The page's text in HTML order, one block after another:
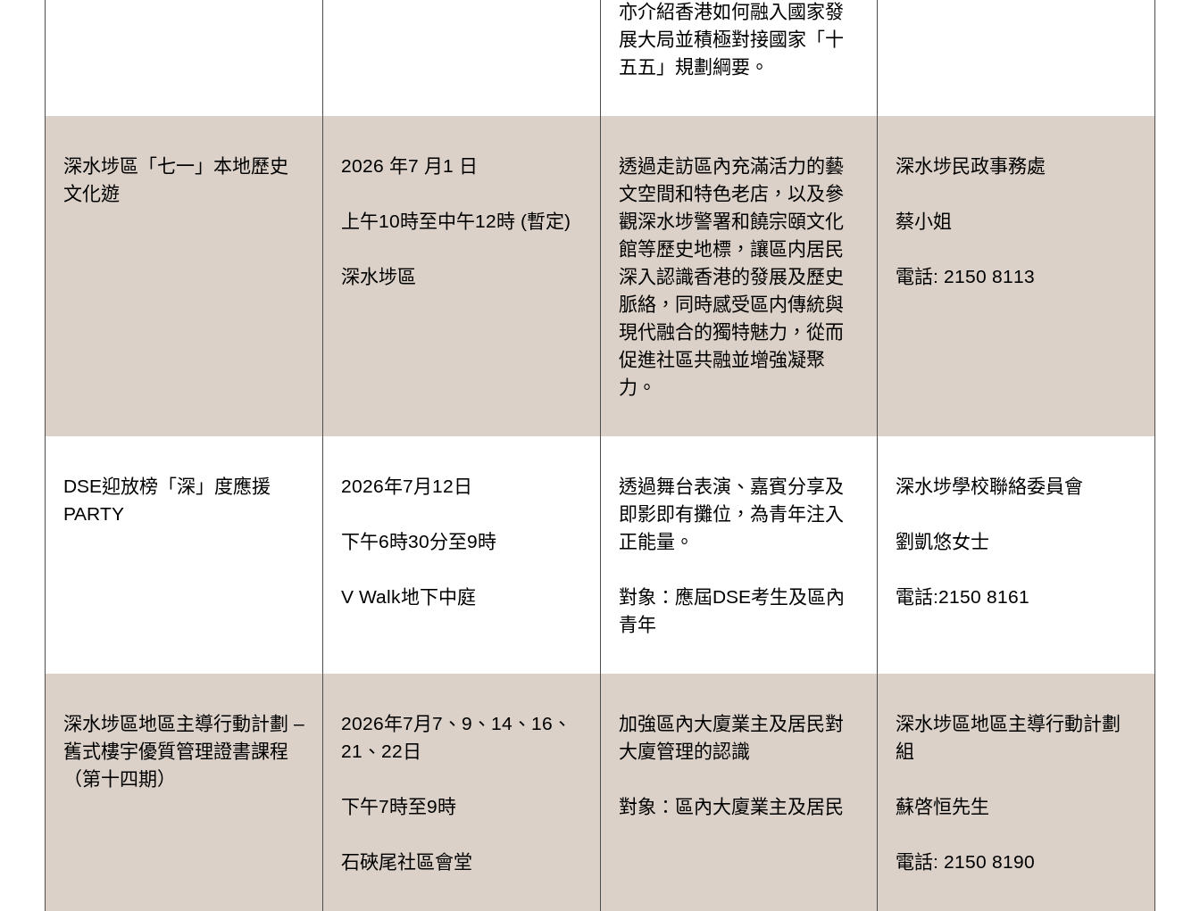
亦介紹香港如何融入國家發
展大局並積極對接國家「十
五五」規劃綱要。
深水埗區「七一」本地歷史
文化遊
2026 年7 月1 日
上午10時至中午12時 (暫定)
深水埗區
透過走訪區內充滿活力的藝
文空間和特色老店，以及參
觀深水埗警署和饒宗頤文化
館等歷史地標，讓區内居民
深入認識香港的發展及歷史
脈絡，同時感受區内傳統與
現代融合的獨特魅力，從而
促進社區共融並增強凝聚
力。
深水埗民政事務處
蔡小姐
電話: 2150 8113
DSE迎放榜「深」度應援
PARTY
2026年7月12日
下午6時30分至9時
V Walk地下中庭
透過舞台表演、嘉賓分享及
即影即有攤位，為青年注入
正能量。
對象：應屆DSE考生及區內
青年
深水埗學校聯絡委員會
劉凱悠女士
電話:2150 8161
深水埗區地區主導行動計劃 –
舊式樓宇優質管理證書課程
（第十四期）
2026年7月7、9、14、16、
21、22日
下午7時至9時
石硤尾社區會堂
加強區內大廈業主及居民對
大廈管理的認識
對象：區內大廈業主及居民
深水埗區地區主導行動計劃
組
蘇啓恒先生
電話: 2150 8190